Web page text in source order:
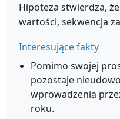
Hipoteza stwierdza,
wartości, sekwencja
Interesujące fakty
Pomimo swojej
pozostaje
wprowadzenia
roku.